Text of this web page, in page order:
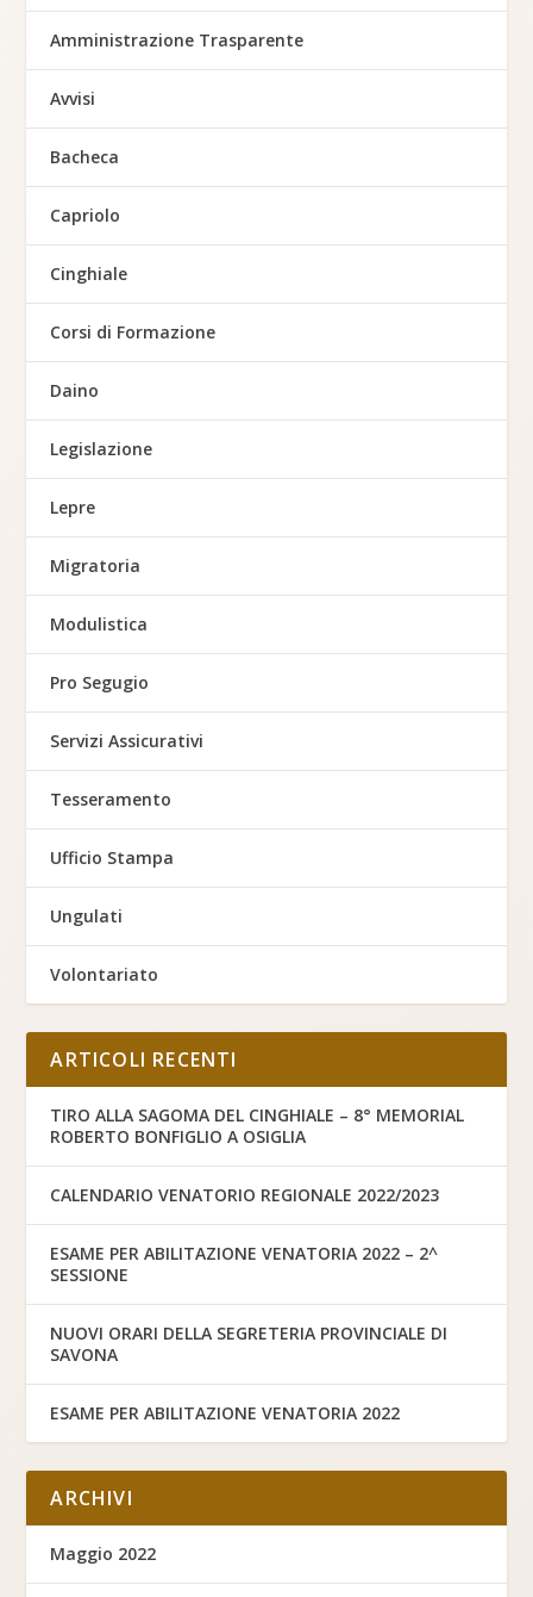
Amministrazione Trasparente
Avvisi
Bacheca
Capriolo
Cinghiale
Corsi di Formazione
Daino
Legislazione
Lepre
Migratoria
Modulistica
Pro Segugio
Servizi Assicurativi
Tesseramento
Ufficio Stampa
Ungulati
Volontariato
ARTICOLI RECENTI
TIRO ALLA SAGOMA DEL CINGHIALE – 8° MEMORIAL
ROBERTO BONFIGLIO A OSIGLIA
CALENDARIO VENATORIO REGIONALE 2022/2023
ESAME PER ABILITAZIONE VENATORIA 2022 – 2^
SESSIONE
NUOVI ORARI DELLA SEGRETERIA PROVINCIALE DI
SAVONA
ESAME PER ABILITAZIONE VENATORIA 2022
ARCHIVI
Maggio 2022